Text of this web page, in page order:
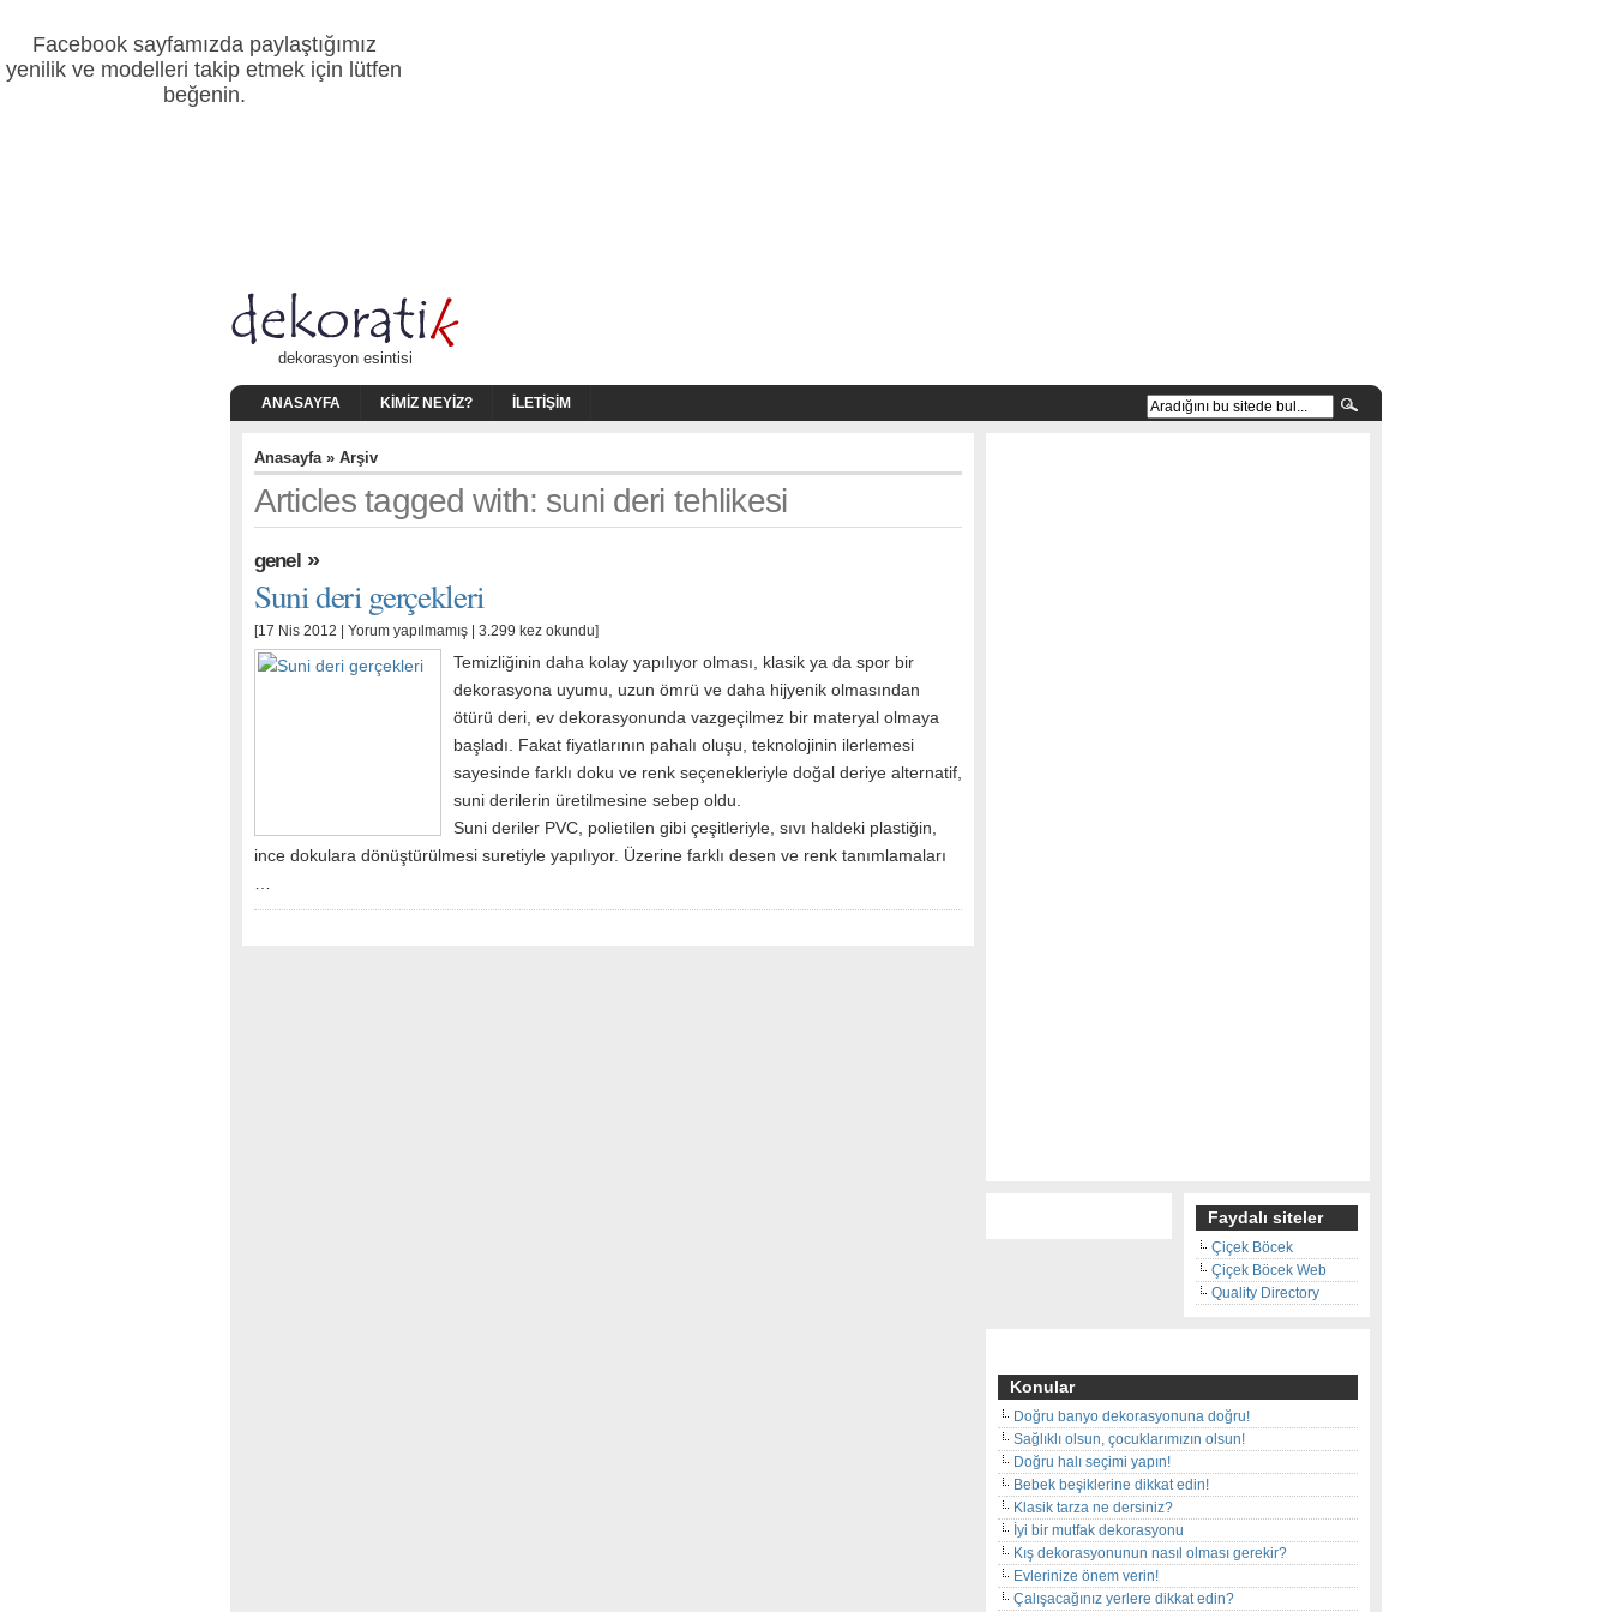
Facebook sayfamızda paylaştığımız
yenilik ve modelleri takip etmek için lütfen
beğenin.
dekorasyon esintisi
ANASAYFA KIMIZ NEYIZ? İLETIŞIM
Anasayfa» Arşiv
Articles tagged with: suni deri tehlikesi
genel»
Suni deri gerçekleri
[17 Nis 2012 | Yorum yapılmamış | 3.299 kez okundu]
Temizliğinin daha kolay yapılıyor olması, klasik ya da spor bir
dekorasyona uyumu, uzun ömrü ve daha hijyenik olmasından
ötürü deri, ev dekorasyonunda vazgeçilmez bir materyal olmaya
başladı. Fakat fiyatlarının pahalı oluşu, teknolojinin ilerlemesi
sayesinde farklı doku ve renk seçenekleriyle doğal deriye alternatif,
suni derilerin üretilmesine sebep oldu.
Suni deriler PVC, polietilen gibi çeşitleriyle, sıvı haldeki plastiğin,
ince dokulara dönüştürülmesi suretiyle yapılıyor. Üzerine farklı desen ve renk tanımlamaları
…
Faydalı siteler
Çiçek Böcek
Çiçek Böcek Web
Quality Directory
Konular
Doğru banyo dekorasyonuna doğru!
Sağlıklı olsun, çocuklarımızın olsun!
Doğru halı seçimi yapın!
Bebek beşiklerine dikkat edin!
Klasik tarza ne dersiniz?
İyi bir mutfak dekorasyonu
Kış dekorasyonunun nasıl olması gerekir?
Evlerinize önem verin!
Çalışacağınız yerlere dikkat edin?